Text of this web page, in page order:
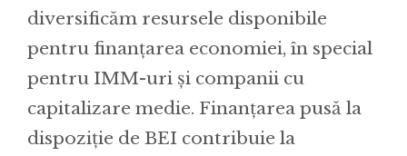
diversificăm resursele disponibile
pentru finanțarea economiei, în special
pentru IMM-uri și companii cu
capitalizare medie. Finanțarea pusă la
dispoziție de BEI contribuie la